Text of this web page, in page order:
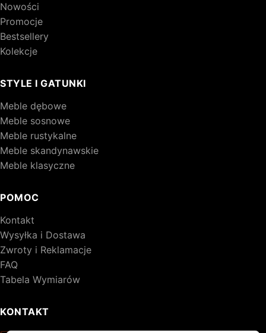
Nowości
Promocje
Bestsellery
Kolekcje
STYLE I GATUNKI
Meble dębowe
Meble sosnowe
Meble rustykalne
Meble skandynawskie
Meble klasyczne
POMOC
Kontakt
Wysyłka i Dostawa
Zwroty i Reklamacje
FAQ
Tabela Wymiarów
KONTAKT